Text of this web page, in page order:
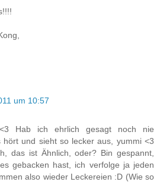
um 10:57
Hab ich ehrlich gesagt noch nie
hört und sieht so lecker aus, yummi <3
das ist Ähnlich, oder? Bin gespannt,
gebacken hast, ich verfolge ja jeden
also wieder Leckereien :D (Wie so